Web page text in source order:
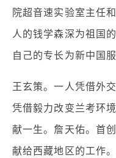
院超音速实验室主任
人的钱学森深为祖国
自己的专长为新中国服
王玄策。一人凭借外
凭借毅力改变兰考环
献一生。詹天佑。首
献给西藏地区的工作